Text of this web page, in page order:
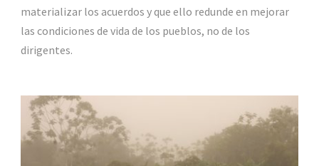
materializar los acuerdos y que ello redunde en mejorar
las condiciones de vida de los pueblos, no de los
dirigentes.